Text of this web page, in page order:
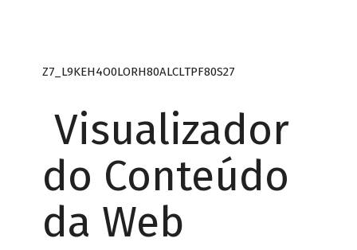
Z7_L9KEH4O0LORH80ALCLTPF80S27
Visualizador
do Conteúdo
da Web